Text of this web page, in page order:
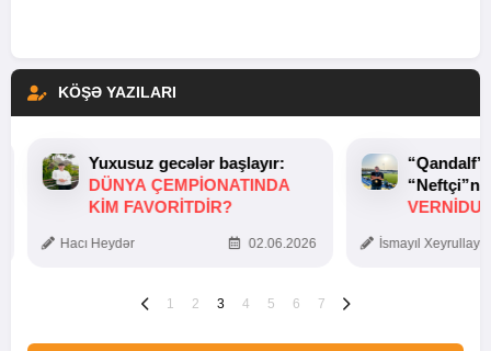
KÖŞƏ YAZILARI
Yuxusuz gecələr başlayır:
DÜNYA ÇEMPIONATINDA
KIM FAVORITDIR?
Hacı Heydər 02.06.2026 İsmayıl
1 2 3 4 5 6 7